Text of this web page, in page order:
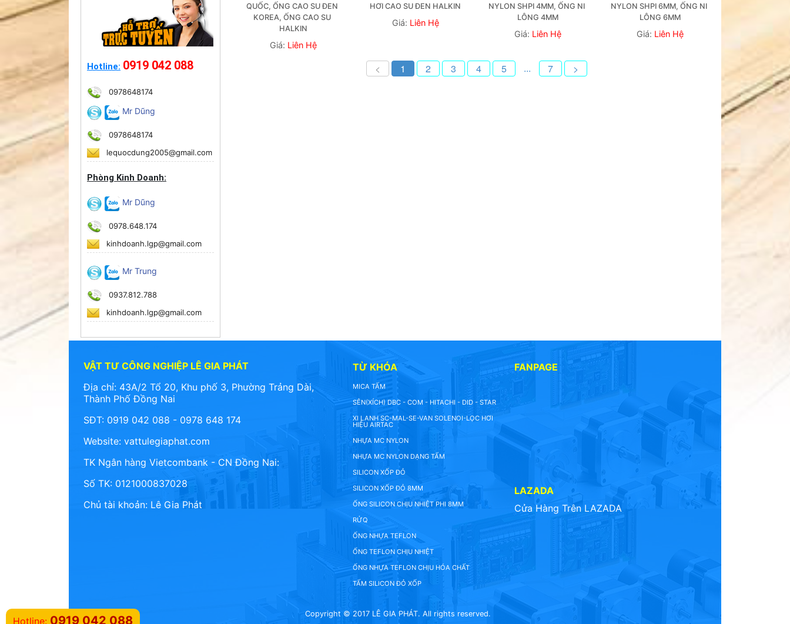
Hotline: 0919 042 088
0978648174
Mr Dũng
0978648174
lequocdung2005@gmail.com
Phòng Kinh Doanh:
Mr Dũng
0978.648.174
kinhdoanh.lgp@gmail.com
Mr Trung
0937.812.788
kinhdoanh.lgp@gmail.com
QUỐC, ỐNG CAO SU ĐEN
KOREA, ỐNG CAO SU
HALKIN
Giá: Liên Hệ
HƠI CAO SU ĐEN HALKIN
Giá: Liên Hệ
NYLON SHPI 4MM, ỐNG NI
LÔNG 4MM
Giá: Liên Hệ
NYLON SHPI 6MM, ỐNG NI
LÔNG 6MM
Giá: Liên Hệ
< 1 2 3 4 5 ... 7 >
VẬT TƯ CÔNG NGHIỆP LÊ GIA PHÁT
Địa chỉ: 43A/2 Tổ 20, Khu phố 3, Phường Trảng Dài,
Thành Phố Đồng Nai
SĐT: 0919 042 088 - 0978 648 174
Website: vattulegiaphat.com
TK Ngân hàng Vietcombank - CN Đồng Nai:
Số TK: 0121000837028
Chủ tài khoản: Lê Gia Phát
TỪ KHÓA
MICA TẤM
SÊN(XÍCH) DBC - COM - HITACHI - DID - STAR
XI LANH SC-MAL-SE-VAN SOLENOI-LỌC HƠI
HIỆU AIRTAC
NHỰA MC NYLON
NHỰA MC NYLON DẠNG TẤM
SILICON XỐP ĐỎ
SILICON XỐP ĐỎ 8MM
ỐNG SILICON CHỊU NHIỆT PHI 8MM
RỬQ
ỐNG NHỰA TEFLON
ỐNG TEFLON CHỊU NHIỆT
ỐNG NHỰA TEFLON CHỊU HÓA CHẤT
TẤM SILICON ĐỎ XỐP
FANPAGE
LAZADA
Cửa Hàng Trên LAZADA
Copyright © 2017 LÊ GIA PHÁT. All rights reserved.
Hotline: 0919 042 088